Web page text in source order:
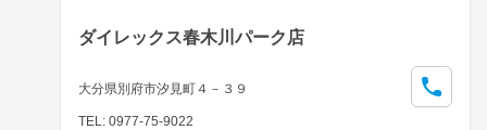
ダイレックス春木川パーク店
大分県別府市汐見町４－３９
TEL: 0977-75-9022